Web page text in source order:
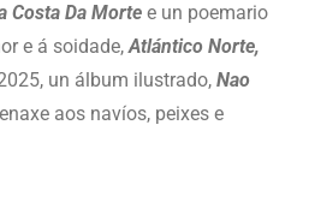
Costa Da Morte e un poemario
e á soidade,Atlántico Norte,
un álbum ilustrado, Nao
aos navíos, peixes e